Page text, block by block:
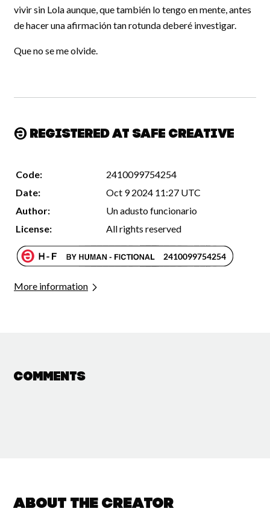
vivir sin Lola aunque, que también lo tengo en mente, antes
de hacer una afirmación tan rotunda deberé investigar.
Que no se me olvide.
Registered at Safe Creative
Code:
2410099754254
Date:
Oct 9 2024 11:27 UTC
Author:
Un adusto funcionario
License:
All rights reserved
More information
Comments
About the creator